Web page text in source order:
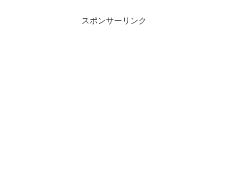
スポンサーリンク